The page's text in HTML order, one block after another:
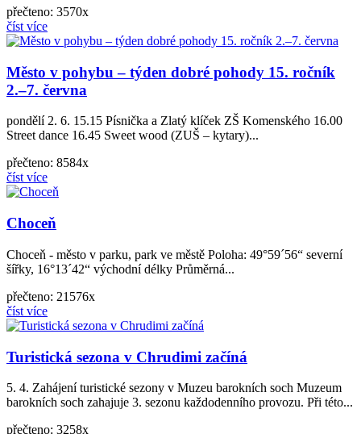
přečteno: 3570x
číst více
Město v pohybu – týden dobré pohody 15. ročník
2.–7. června
pondělí 2. 6. 15.15 Písnička a Zlatý klíček ZŠ Komenského 16.00
Street dance 16.45 Sweet wood (ZUŠ – kytary)...
přečteno: 8584x
číst více
Choceň
Choceň - město v parku, park ve městě Poloha: 49°59´56“ severní
šířky, 16°13´42“ východní délky Průměrná...
přečteno: 21576x
číst více
Turistická sezona v Chrudimi začíná
5. 4. Zahájení turistické sezony v Muzeu barokních soch Muzeum
barokních soch zahajuje 3. sezonu každodenního provozu. Při této...
přečteno: 3258x